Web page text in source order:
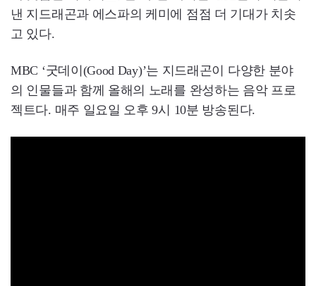
낸 지드래곤과 에스파의 케미에 점점 더 기대가 치솟
고 있다.
MBC ‘굿데이(Good Day)’는 지드래곤이 다양한 분야
의 인물들과 함께 올해의 노래를 완성하는 음악 프로
젝트다. 매주 일요일 오후 9시 10분 방송된다.